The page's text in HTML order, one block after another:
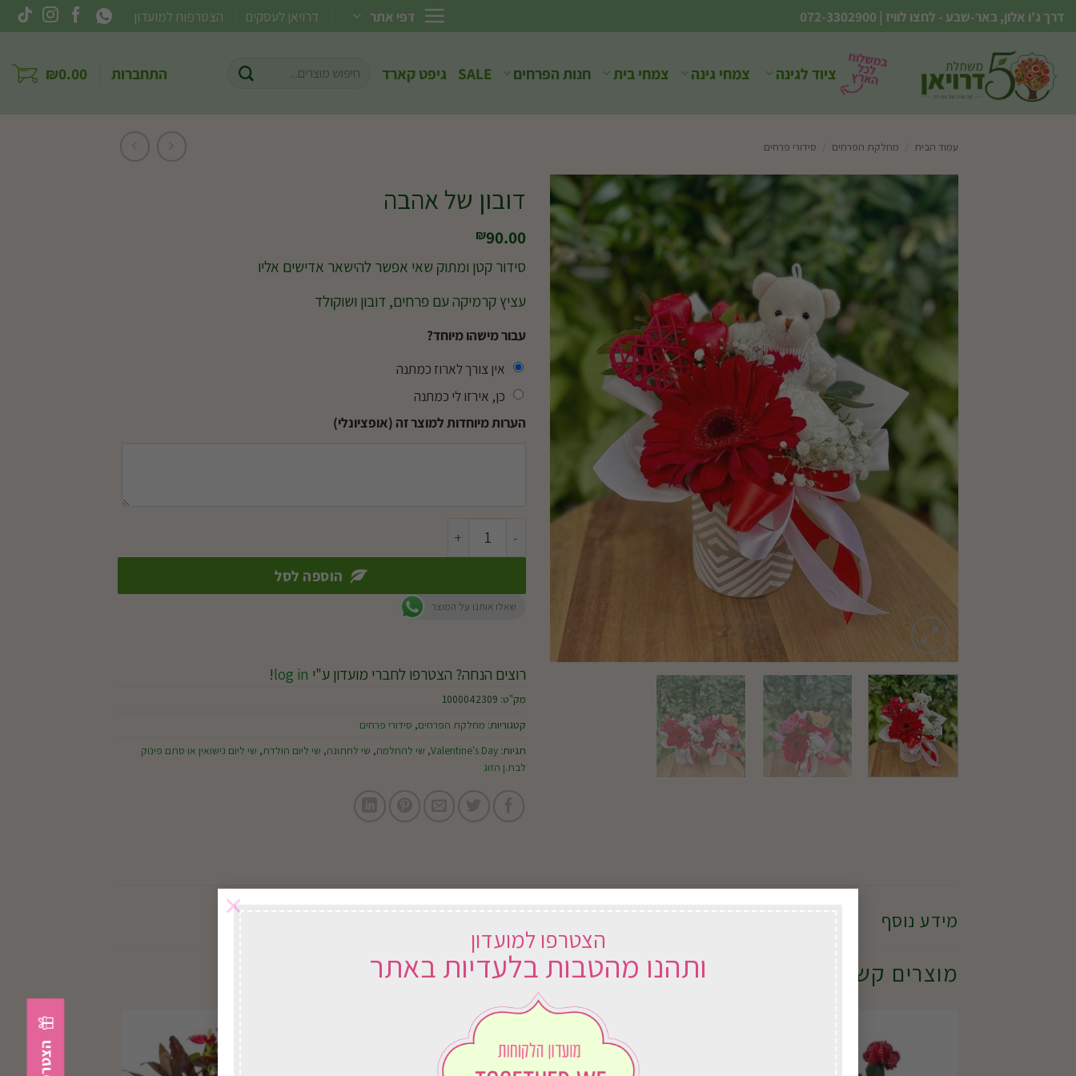
הצטרפו למועדון
ותהנו מהטבות בלעדיות באתר
×
Skip
to
content
דרך ג'ו אלון, באר-שבע - לחצו לוויז |
072-3302900 דפי אתר דרויאן לעסקים הצטרפות למועדון
ציוד לגינה צמחי גינה צמחי בית חנות הפרחים SALE גיפט קארד התחברות ₪0.00
עמוד הבית מחלקת הפרחים סידורי פרחים
דובון של אהבה
₪90.00
סידור קטן ומתוק שאי אפשר להישאר אדישים אליו
עציץ קרמיקה עם פרחים, דובון ושוקולד
עבור מישהו מיוחד?
אין צורך לארוז כמתנה
כן, אירזו לי כמתנה
הערות מיוחדות למוצר זה (אופציונלי)
כמות של דובון של אהבה
הוספה לסל
שאלו אותנו על המוצר
רוצים הנחה? הצטרפו לחברי מועדון ע"י log in
!
מק"ט: 1000042309
קטגוריות: מחלקת הפרחים, סידורי פרחים
תגיות: Valentine's Day
, שי להחלמה, שי לחתונה, שי ליום הולדת, שי ליום נישואין או סתם פינוק
לבת.ן הזוג
מידע נוסף
מוצרים קשורים